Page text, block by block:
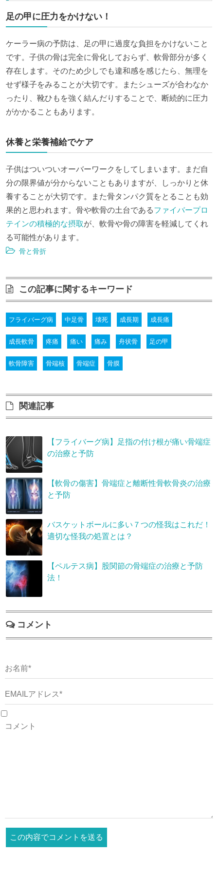
足の甲に圧力をかけない！
ケーラー病の予防は、足の甲に過度な負担をかけないこと
です。子供の骨は完全に骨化しておらず、軟骨部分が多く
存在します。そのため少しでも違和感を感じたら、無理を
せず様子をみることが大切です。またシューズが合わなか
ったり、靴ひもを強く結んだりすることで、断続的に圧力
がかかることもあります。
休養と栄養補給でケア
子供はついついオーバーワークをしてしまいます。まだ自
分の限界値が分からないこともありますが、しっかりと休
養することが大切です。また骨タンパク質をとることも効
果的と思われます。骨や軟骨の土台であるファイバープロ
テインの積極的な摂取が、軟骨や骨の障害を軽減してくれ
る可能性があります。
骨と骨折
この記事に関するキーワード
フライバーグ病 中足骨 壊死 成長期 成長痛
成長軟骨 疼痛 痛い 痛み 舟状骨 足の甲
軟骨障害 骨端核 骨端症 骨膜
関連記事
【フライバーグ病】足指の付け根が痛い骨端症
の治療と予防
【軟骨の傷害】骨端症と離断性骨軟骨炎の治療
と予防
バスケットボールに多い７つの怪我はこれだ！
適切な怪我の処置とは？
【ペルテス病】股関節の骨端症の治療と予防
法！
コメント